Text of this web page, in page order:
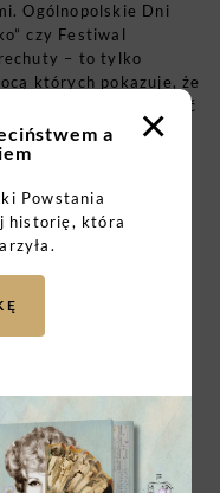
Ogólnopolskie Dni
czy Festiwal
– to tylko
których pokazuje, że
aktywnie uczestniczyć
z kolei ma
i tolerancji.
publiczności znana
czy „ Nie ma
prowadzi emitowany
, do którego zaprasza
o miłości,
mniejszą skalę –
zasiada w jury
kanały nadawcze,
problemów, z którymi
ośrodki wsparcia –
Warsztaty Terapii
×
a
Powstania
historię, która